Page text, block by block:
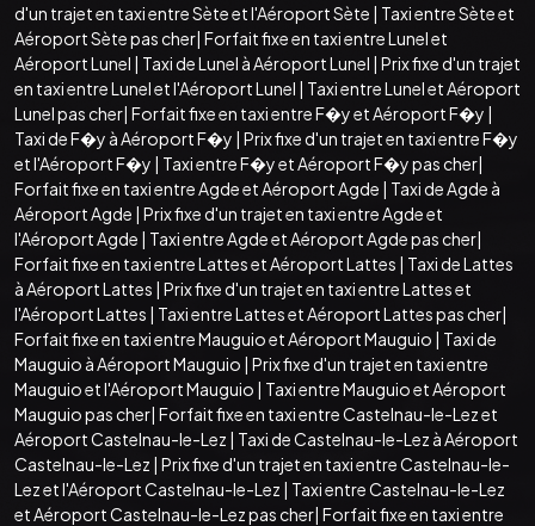
d'un trajet en taxi entre Sète et l'Aéroport Sète | Taxi entre Sète et
Aéroport Sète pas cher| Forfait fixe en taxi entre Lunel et
Aéroport Lunel | Taxi de Lunel à Aéroport Lunel | Prix fixe d'un trajet
en taxi entre Lunel et l'Aéroport Lunel | Taxi entre Lunel et Aéroport
Lunel pas cher| Forfait fixe en taxi entre F�y et Aéroport F�y |
Taxi de F�y à Aéroport F�y | Prix fixe d'un trajet en taxi entre F�y
et l'Aéroport F�y | Taxi entre F�y et Aéroport F�y pas cher|
Forfait fixe en taxi entre Agde et Aéroport Agde | Taxi de Agde à
Aéroport Agde | Prix fixe d'un trajet en taxi entre Agde et
l'Aéroport Agde | Taxi entre Agde et Aéroport Agde pas cher|
Forfait fixe en taxi entre Lattes et Aéroport Lattes | Taxi de Lattes
à Aéroport Lattes | Prix fixe d'un trajet en taxi entre Lattes et
l'Aéroport Lattes | Taxi entre Lattes et Aéroport Lattes pas cher|
Forfait fixe en taxi entre Mauguio et Aéroport Mauguio | Taxi de
Mauguio à Aéroport Mauguio | Prix fixe d'un trajet en taxi entre
Mauguio et l'Aéroport Mauguio | Taxi entre Mauguio et Aéroport
Mauguio pas cher| Forfait fixe en taxi entre Castelnau-le-Lez et
Aéroport Castelnau-le-Lez | Taxi de Castelnau-le-Lez à Aéroport
Castelnau-le-Lez | Prix fixe d'un trajet en taxi entre Castelnau-le-
Lez et l'Aéroport Castelnau-le-Lez | Taxi entre Castelnau-le-Lez
et Aéroport Castelnau-le-Lez pas cher| Forfait fixe en taxi entre